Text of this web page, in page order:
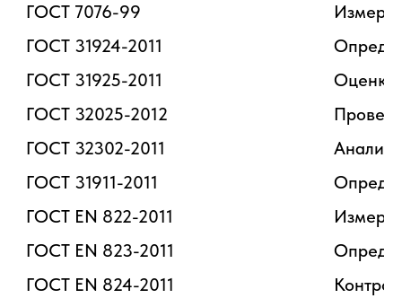
ГОСТ 7076-99
ГОСТ 31924-2011
ГОСТ 31925-2011
Оценка
ГОСТ 32025-2012
ГОСТ 32302-2011
Анализ
ГОСТ 31911-2011
ГОСТ EN 822-2011
ГОСТ EN 823-2011
ГОСТ EN 824-2011